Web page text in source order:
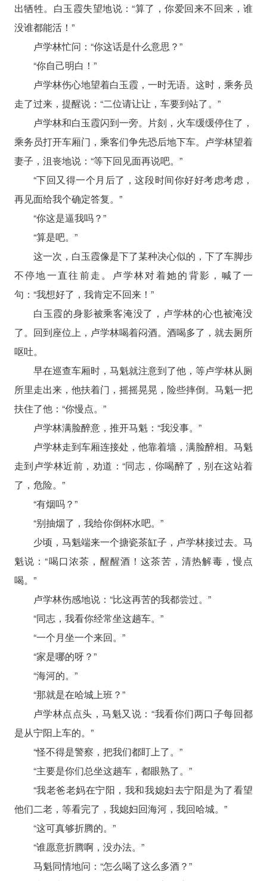
出牺牲。白玉霞失望地说：“算了，你爱回来不回来，谁
没谁都能活！”
卢学林忙问：“你这话是什么意思？”
“你自己明白！”
卢学林伤心地望着白玉霞，一时无语。这时，乘务员
走了过来，提醒说：“二位请让让，车要到站了。”
卢学林和白玉霞闪到一旁。片刻，火车缓缓停住了，
乘务员打开车厢门，乘客们争先恐后地下车。卢学林望着
妻子，沮丧地说：“等下回见面再说吧。”
“下回又得一个月后了，这段时间你好好考虑考虑，
再见面给我个确定答复。”
“你这是逼我吗？”
“算是吧。”
这一次，白玉霞像是下了某种决心似的，下了车脚步
不停地一直往前走。卢学林对着她的背影，喊了一
句：“我想好了，我肯定不回来！”
白玉霞的身影被乘客淹没了，卢学林的心也被淹没
了。回到座位上，卢学林喝着闷酒。酒喝多了，就去厕所
呕吐。
早在巡查车厢时，马魁就注意到了他，等卢学林从厕
所里走出来，他扶着门，摇摇晃晃，险些摔倒。马魁一把
扶住了他：“你慢点。”
卢学林满脸醉意，推开马魁：“我没事。”
卢学林走到车厢连接处，他靠着墙，满脸醉相。马魁
走到卢学林近前，劝道：“同志，你喝醉了，别在这站着
了，危险。”
“有烟吗？”
“别抽烟了，我给你倒杯水吧。”
少顷，马魁端来一个搪瓷茶缸子，卢学林接过去。马
魁说：“喝口浓茶，醒醒酒！这茶苦，清热解毒，慢点
喝。”
卢学林伤感地说：“比这再苦的我都尝过。”
“同志，我看你经常坐这趟车。”
“一个月坐一个来回。”
“家是哪的呀？”
“海河的。”
“那就是在哈城上班？”
卢学林点点头，马魁又说：“我看你们两口子每回都
是从宁阳上车的。”
“怪不得是警察，把我们都盯上了。”
“主要是你们总坐这趟车，都眼熟了。”
“我老爸老妈在宁阳，我和我媳妇去宁阳是为了看望
他们二老，等看完了，我媳妇回海河，我回哈城。”
“这可真够折腾的。”
“谁愿意折腾啊，没办法。”
马魁同情地问：“怎么喝了这么多酒？”